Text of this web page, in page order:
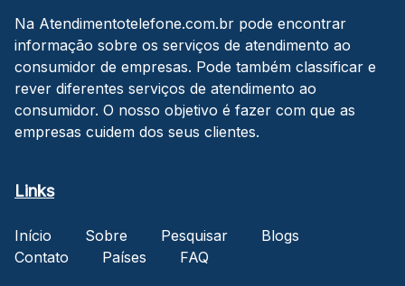
Na Atendimentotelefone.com.br pode encontrar
informação sobre os serviços de atendimento ao
consumidor de empresas. Pode também classificar e
rever diferentes serviços de atendimento ao
consumidor. O nosso objetivo é fazer com que as
empresas cuidem dos seus clientes.
Links
Início Sobre Pesquisar
Blogs
Contato
Países FAQ